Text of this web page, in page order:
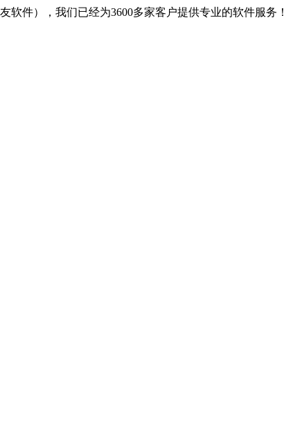
软件），我们已经为3600多家客户提供专业的软件服务！